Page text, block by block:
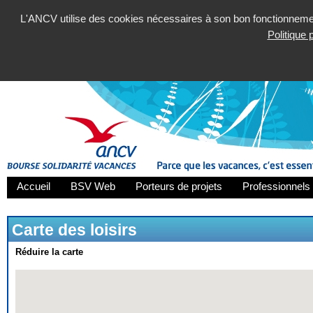
L'ANCV utilise des cookies nécessaires à son bon
Politique
Accueil BSV Web Porteurs de projets
Carte des loisirs
Réduire la carte